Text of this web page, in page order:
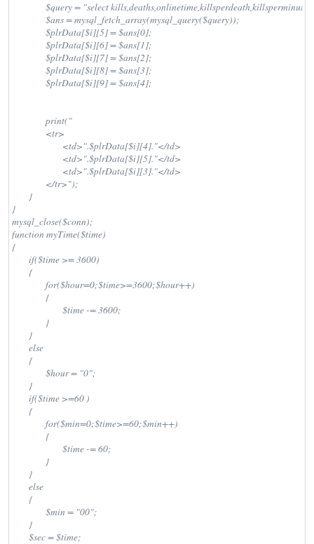
$query = "select
                $ans = mysql_fetch_array(mysql_query($query));
                $plrData[$i][5] = $ans[0];
                $plrData[$i][6] = $ans[1];
                $plrData[$i][7] = $ans[2];
                $plrData[$i][8] = $ans[3];
                $plrData[$i][9] = $ans[4];
                print("
                <tr>
                        <td>".$plrData[$i][4]."</td>
                        <td>".$plrData[$i][5]."</td>
                        <td>".$plrData[$i][3]."</td>
                </tr>");
        }
}
mysql_close($conn);
function myTime($time)
{
        if($time >= 3600)
        {
                for($hour=0;$time>=3600;$hour++)
                {
                        $time -= 3600;
                }
        }
        else
        {
                $hour = "0";
        }
        if($time >=60 )
        {
                for($min=0;$time>=60;$min++)
                {
                        $time -= 60;
                }
        }
        else
        {
                $min = "00";
        }
        $sec = $time;